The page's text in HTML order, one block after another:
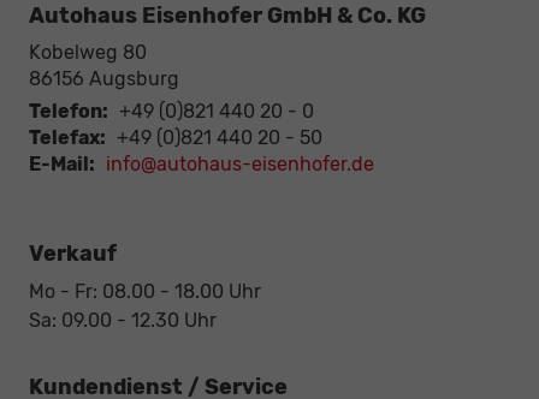
Autohaus Eisenhofer GmbH & Co. KG
Kobelweg 80
86156 Augsburg
Telefon: +49 (0)821 440 20 - 0
Telefax: +49 (0)821 440 20 - 50
E-Mail: info@autohaus-eisenhofer.de
Verkauf
Mo - Fr: 08.00 - 18.00 Uhr
Sa: 09.00 - 12.30 Uhr
Kundendienst / Service